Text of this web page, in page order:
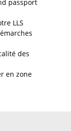
passport
LLS
des
en zone